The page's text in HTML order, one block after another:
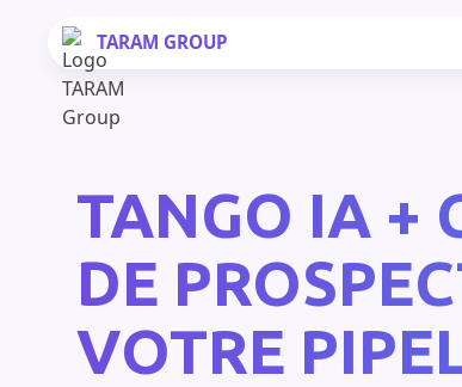
TARAM GROUP
TANGO IA +
DE
VOTRE